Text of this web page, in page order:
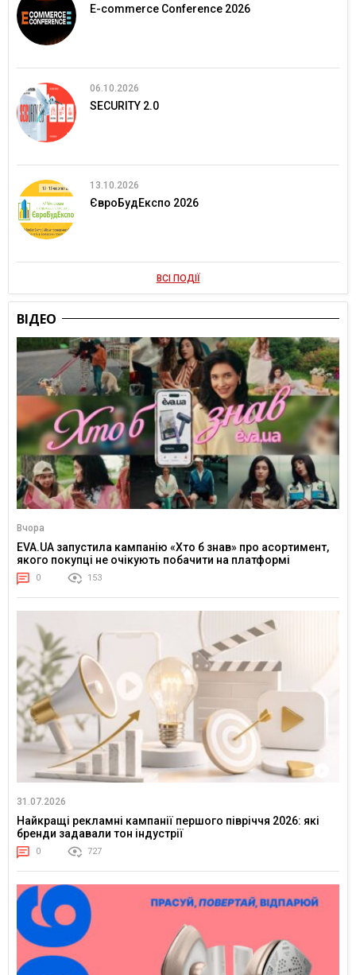
E-commerce Conference 2026
06.10.2026
SECURITY 2.0
13.10.2026
ЄвроБудЕкспо 2026
ВСІ ПОДІЇ
ВІДЕО
Вчора
EVA.UA запустила кампанію «Хто б знав» про асортимент,
якого покупці не очікують побачити на платформі
0 153
31.07.2026
Найкращі рекламні кампанії першого півріччя 2026: які
бренди задавали тон індустрії
0 727